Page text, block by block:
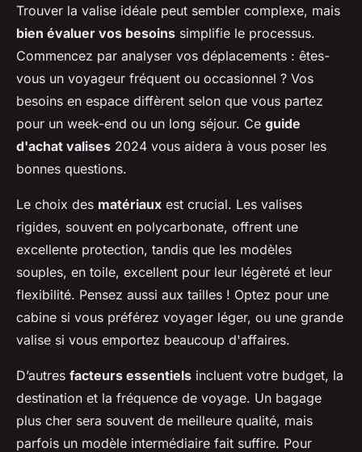
Trouver la valise idéale peut sembler complexe, mais
bien évaluer vos besoins simplifie le processus.
Commencez par analyser vos déplacements : êtes-
vous un voyageur fréquent ou occasionnel ? Vos
besoins en espace diffèrent selon que vous partez
pour un week-end ou un long séjour. Ce guide
d'achat valises 2024 vous aidera à vous poser les
bonnes questions.
Le choix des matériaux est crucial. Les valises
rigides, souvent en polycarbonate, offrent une
excellente protection, tandis que les modèles
souples, en toile, excellent pour leur légèreté et leur
flexibilité. Pensez aussi aux tailles ! Optez pour une
cabine si vous préférez voyager léger, ou une grande
valise si vous emportez beaucoup d'affaires.
D’autres facteurs essentiels incluent votre budget, la
destination et la fréquence de voyage. Un bagage
plus cher sera souvent de meilleure qualité, mais
parfois un modèle intermédiaire fait suffire. Pour